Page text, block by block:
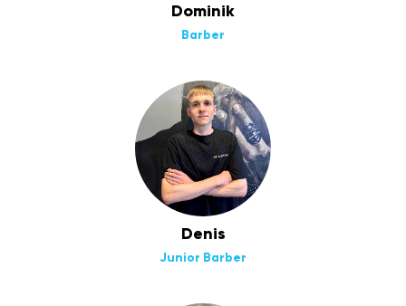
Dominik
Barber
Denis
Junior Barber